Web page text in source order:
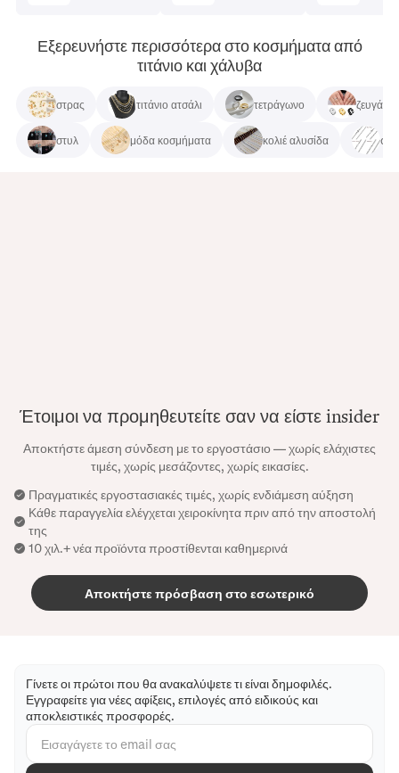
Εξερευνήστε περισσότερα στο κοσμήματα από
τιτάνιο και χάλυβα
στρας τιτάνιο ατσάλι τετράγωνο ζευγάρι
στυλ μόδα κοσμήματα κολιέ αλυσίδα diy
Έτοιμοι να προμηθευτείτε σαν να είστε insider
Αποκτήστε άμεση σύνδεση με το εργοστάσιο — χωρίς ελάχιστες
τιμές, χωρίς μεσάζοντες, χωρίς εικασίες.
Πραγματικές εργοστασιακές τιμές, χωρίς ενδιάμεση αύξηση
Κάθε παραγγελία ελέγχεται χειροκίνητα πριν από την αποστολή
της
10 χιλ.+ νέα προϊόντα προστίθενται καθημερινά
Αποκτήστε πρόσβαση στο εσωτερικό
Γίνετε οι πρώτοι που θα ανακαλύψετε τι είναι δημοφιλές.
Εγγραφείτε για νέες αφίξεις, επιλογές από ειδικούς και
αποκλειστικές προσφορές.